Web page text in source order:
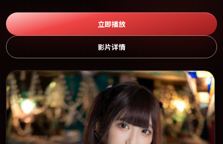
立即播放
影片详情